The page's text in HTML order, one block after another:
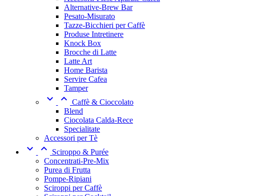
Alternative-Brew Bar
Pesato-Misurato
Tazze-Bicchieri per Caffè
Produse Intretinere
Knock Box
Brocche di Latte
Latte Art
Home Barista
Servire Cafea
Tamper
  Caffè & Cioccolato
Blend
Ciocolata Calda-Rece
Specialitate
Accessori per Tè
 
Sciroppo & Purée
Concentrati-Pre-Mix
Purea di Frutta
Pompe-Ripiani
Sciroppi per Caffè